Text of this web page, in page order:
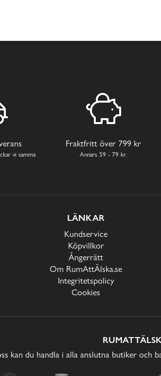
vi samma
Fraktfritt över 799 kr
Annars 59 - 79 kr.
LÄNKAR
Kundservice
Köpvillkor
Ångerrätt
Om RumAttÄlska.se
Integritetspolicy
Cookies
kan du handla i alla anslutna butiker och